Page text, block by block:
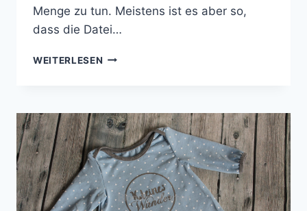
Menge zu tun. Meistens ist es aber so,
dass die Datei…
WEITERLESEN EINLADUNGSKARTEN
PLOTTERMOTIV